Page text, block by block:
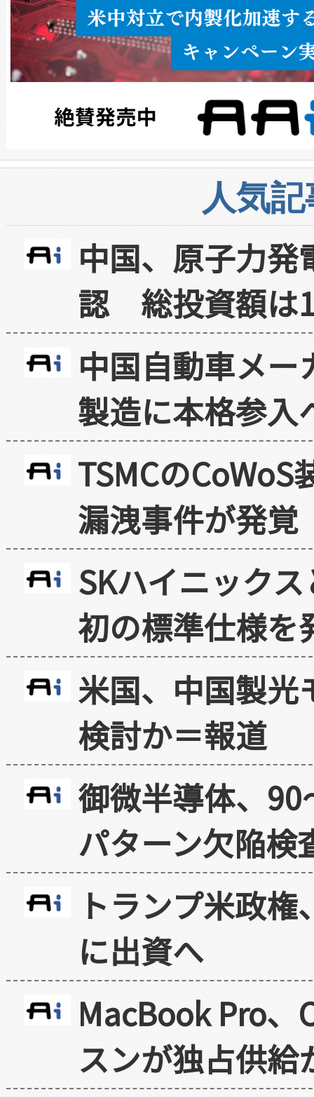
人気
中国、原子力
認 総投資額は
中国自動車メ
製造に本格参入
TSMCの
漏洩事件が発覚
SKハイニック
初の標準仕様を
米国、中国製光
検討か＝報道
御微半導体、
パターン欠陥検
トランプ米政
に出資へ
MacBook Pro
スンが独占供給